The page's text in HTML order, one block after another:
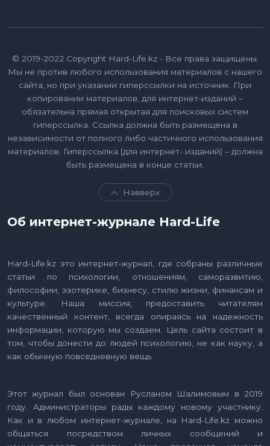
© 2019-2022 Copyright Hard-Life.kz - Все права защищены.
Мы не против любого использования материалов с нашего
сайта, но при указании гиперссылки на источник. При
копировании материалов, для интернет-изданий –
обязательна прямая открытая для поисковых систем
гиперссылка. Ссылка должна быть размещена в
независимости от полного либо частичного использования
материалов. Гиперссылка (для интернет- изданий) – должна
быть размещена в конце статьи.
Навверх
Об интернет-журнале Hard-Life
Hard-Life.kz это интернет-журнал, где собраны различные
статьи по психологии, отношениям, саморазвитию,
философии, эзотерике, бизнесу, стилю жизни, финансам и
культуре. Наша миссия, предоставить читателям
качественный контент, всегда опираясь на надежность
информации, которую мы создаем. Цель сайта состоит в
том, чтобы донести до людей психологию, не как науку, а
как обычную повседневную вещь.
Этот журнал был основан Русланом Шалимовым в 2019
году. Администраторы рады каждому новому участнику.
Как и в любом интернет-журнале, на Hard-Life.kz можно
общаться посредством личных сообщений и